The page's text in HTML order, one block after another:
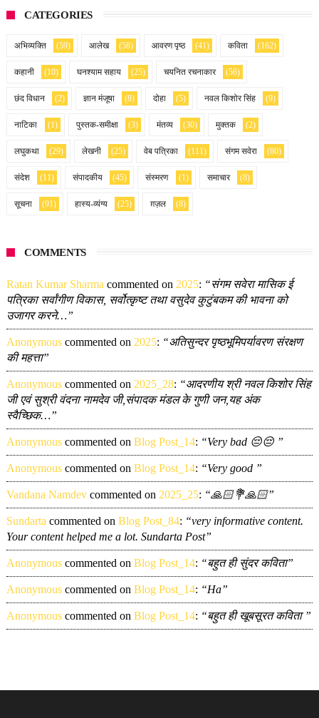
CATEGORIES
अभिव्यक्ति (59) आलेख (58) आवरण पृष्ठ (41) कविता (162)
कहानी (10) घनश्याम सहाय (25) चयनित रचनाकार (56)
छंद विधान (2) ज्ञान मंजूषा (8) दोहा (5) नवल किशोर सिंह (9)
नाटिका (1) पुस्तक-समीक्षा (3) मंतव्य (30) मुक्तक (2)
लघुकथा (29) लेखनी (25) वेब पत्रिका (111) संगम सवेरा (80)
संदेश (11) संपादकीय (45) संस्मरण (1) समाचार (8)
सूचना (91) हास्य-व्यंग्य (25) ग़ज़ल (8)
COMMENTS
Ratan Kumar Sharma commented on 2025: “संगम सवेरा मासिक ई
पत्रिका सर्वांगीण विकास, सर्वोत्कृष्ट तथा वसुदेव कुटुंबकम की भावना को
उजागर करने…”
Anonymouscommented on 2025: “अतिसुन्दर पृष्ठभूमिपर्यावरण संरक्षण
की महत्ता”
Anonymouscommented on 2025_28: “आदरणीय श्री नवल किशोर सिंह
जी एवं सुश्री वंदना नामदेव जी,संपादक मंडल के गुणी जन,यह अंक
स्वैच्छिक…”
Anonymouscommented on Blog Post_14: “Very bad 😔😔 ”
Anonymouscommented on Blog Post_14: “Very good ”
Vandana Namdevcommented on 2025_25: “🙏🏻💐🙏🏻”
Sundarta commented on Blog Post_84: “very informative content.
Your content helped me a lot. Sundarta Post”
Anonymouscommented on Blog Post_14: “बहुत ही सुंदर कविता”
Anonymouscommented on Blog Post_14: “Ha”
Anonymouscommented on Blog Post_14: “बहुत ही खूबसूरत कविता ”